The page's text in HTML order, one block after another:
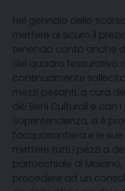
Nel gennaio dello
mettere al sicuro il
tenendo conto anche
del quadro fessurativo
continuamente
mezzi pesanti, a cura
dei Beni Culturali e con
Soprintendenza, si è
l’acquasantiera e le
mettere tutti i pezzi a
parrocchiale di
procedere ad un